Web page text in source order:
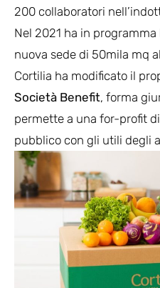
200 collaboratori
Nel 2021 ha in
nuova sede di 50mila mq
Cortilia ha modificato il
Società Benefit, forma
permette a una for-profit
pubblico con gli utili degli